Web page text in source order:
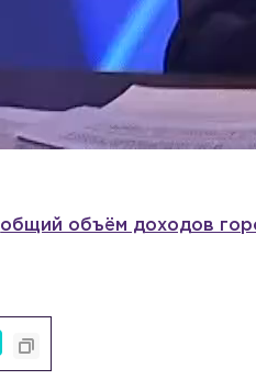
общий объём доходов